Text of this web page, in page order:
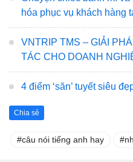
hóa phục vụ khách hàng
VNTRIP TMS – GIẢI
TÁC CHO DOANH
4 điểm ‘săn’ tuyết siêu
Chia sẻ
câu nói tiếng anh hay